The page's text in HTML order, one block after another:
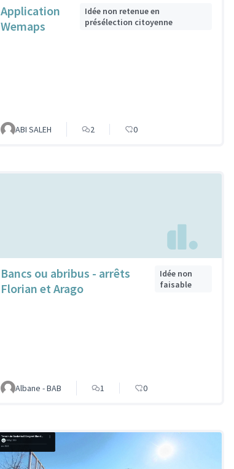
Application
Wemaps
Idée non retenue en
présélection citoyenne
ABI SALEH 2 0
Bancs ou abribus - arrêts
Florian et Arago
Idée non
faisable
Albane - BAB 1 0